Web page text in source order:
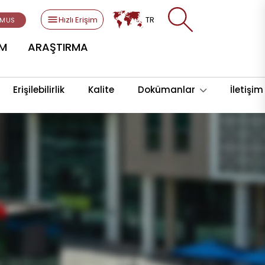
Hızlı Erişim TR
ARAŞTIRMA
Erişilebilirlik Kalite Dokümanlar İletişim